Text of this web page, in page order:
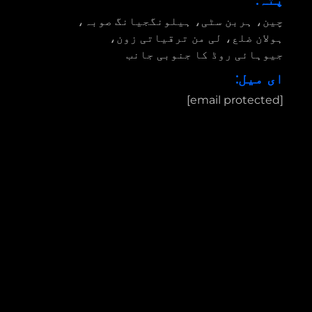
چین، ہربن سٹی، ہیلونگجیانگ صوبہ،
ہولان ضلع، لی من ترقیاتی زون،
جیوہائی روڈ کا جنوبی جانب
ای میل:
[email protected]